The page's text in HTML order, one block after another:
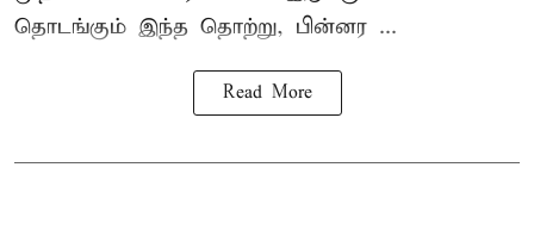
தொடங்கும் இந்த தொற்று, பின்னர ...
Read More